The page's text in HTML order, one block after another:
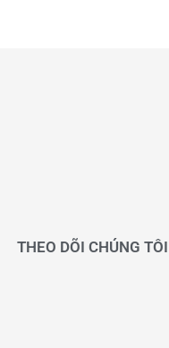
THEO DÕI CHÚNG